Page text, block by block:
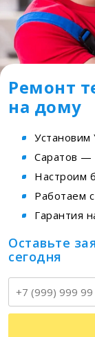
Ремонт
на дому
Установим
Саратов —
Настроим
Работаем
Гарантия
Оставьте
сегодня